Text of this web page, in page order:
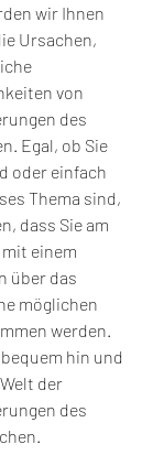
wir Ihnen
Ursachen,
von
des
Egal, ob Sie
oder einfach
Thema sind,
dass Sie am
einem
über das
möglichen
werden.
hin und
der
des